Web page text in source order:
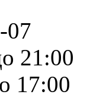
07
21:00
17:00